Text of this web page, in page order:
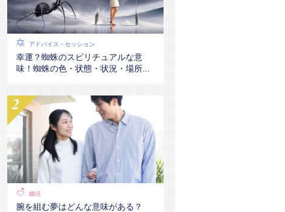
アドバイス・セッション
幸運？蜘蛛のスピリチュアルな意
味！蜘蛛の色・状態・状況・場所...
婚活
腕を組む夢はどんな意味がある？